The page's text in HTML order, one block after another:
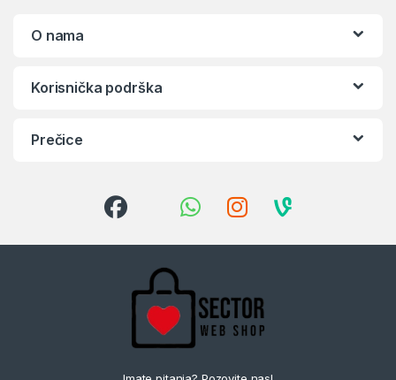
O nama
Korisnička podrška
Prečice